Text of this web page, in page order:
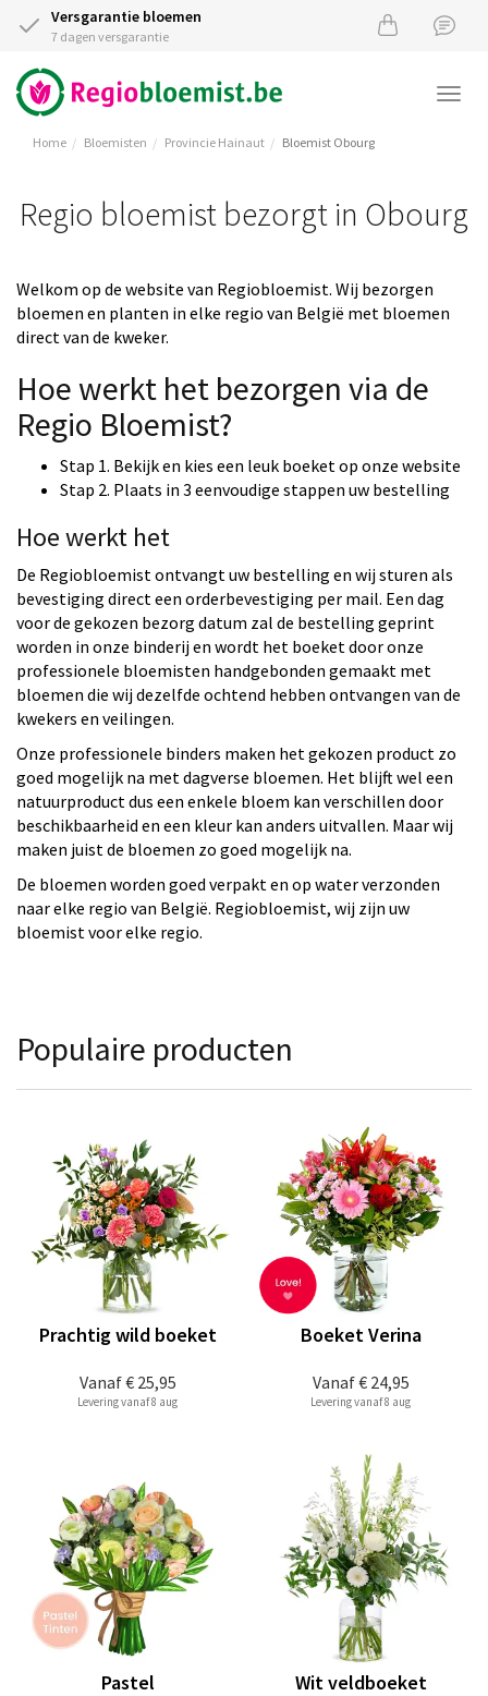
Versgarantie bloemen
7 dagen versgarantie
Home Bloemisten Provincie Hainaut Bloemist Obourg
Regio bloemist bezorgt in Obourg
Welkom op de website van Regiobloemist. Wij bezorgen
bloemen en planten in elke regio van België met bloemen
direct van de kweker.
Hoe werkt het bezorgen via de
Regio Bloemist?
Stap 1. Bekijk en kies een leuk boeket op onze website
Stap 2. Plaats in 3 eenvoudige stappen uw bestelling
Hoe werkt het
De Regiobloemist ontvangt uw bestelling en wij sturen als
bevestiging direct een orderbevestiging per mail. Een dag
voor de gekozen bezorg datum zal de bestelling geprint
worden in onze binderij en wordt het boeket door onze
professionele bloemisten handgebonden gemaakt met
bloemen die wij dezelfde ochtend hebben ontvangen van de
kwekers en veilingen.
Onze professionele binders maken het gekozen product zo
goed mogelijk na met dagverse bloemen. Het blijft wel een
natuurproduct dus een enkele bloem kan verschillen door
beschikbaarheid en een kleur kan anders uitvallen. Maar wij
maken juist de bloemen zo goed mogelijk na.
De bloemen worden goed verpakt en op water verzonden
naar elke regio van België. Regiobloemist, wij zijn uw
bloemist voor elke regio.
Populaire producten
Vanaf€ 25,95
Prachtig wild boeket
Levering vanaf 8 aug
Vanaf€ 24,95
Boeket Verina
Levering vanaf 8 aug
Pastel
Wit veldboeket